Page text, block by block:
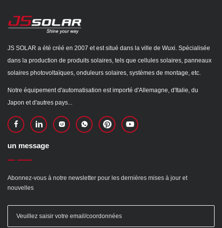
JS SOLAR a été créé en 2007 et est situé dans la ville de Wuxi. Spécialisée
dans la production de produits solaires, tels que cellules solaires, panneaux
solaires photovoltaïques, onduleurs solaires, systèmes de montage, etc.
Notre équipement d'automatisation est importé d'Allemagne, d'Italie, du
Japon et d'autres pays...
un message
Abonnez-vous à notre newsletter pour les dernières mises à jour et
nouvelles